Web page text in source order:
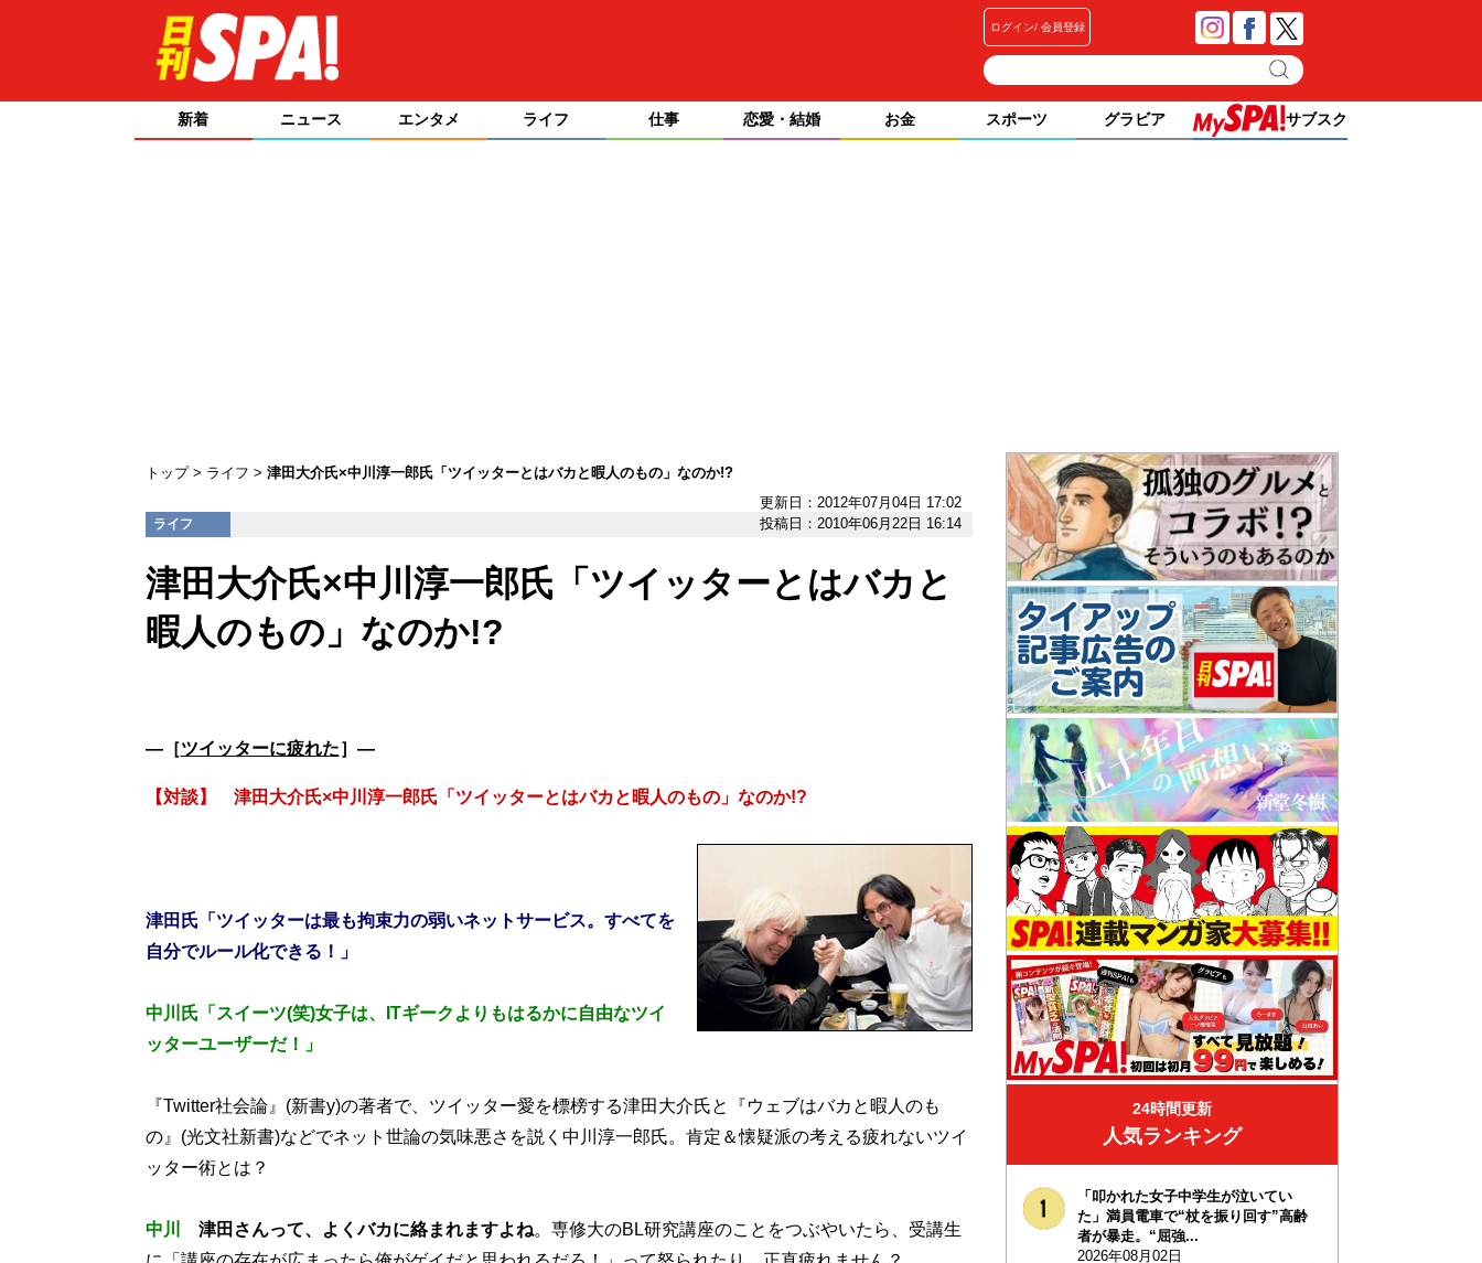
ログイン 会員登録
新着 ニュース エンタメ ライフ 仕事 恋愛・結婚 お金 スポーツ グラビア サブスク
トップ ライフ
津田大介氏×中川淳一郎氏「ツイッターとはバカと暇人のもの」なのか!?
更新日：2012年07月04日 17:02
ライフ 投稿日：2010年06月22日 16:14
津田大介氏×中川淳一郎氏「ツイッターとはバカと
暇人のもの」なのか!?
―［ツイッターに疲れた］―
【対談】 津田大介氏×中川淳一郎氏「ツイッターとはバカと暇人のもの」なのか!?
津田氏 「ツイッターは最も拘束力の弱いネットサービス。すべてを
自分でルール化できる！」
中川氏 「スイーツ(笑)女子は、ITギークよりもはるかに自由なツイ
ッターユーザーだ！」
『Twitter社会論』(新書y)の著者で、ツイッター愛を標榜する津田大介氏と『ウェブはバカと暇人のも
の』(光文社新書)などでネット世論の気味悪さを説く中川淳一郎氏。肯定＆懐疑派の考える疲れないツイ
ッター術とは？
中川 津田さんって、よくバカに絡まれますよね。専修大のBL研究講座のことをつぶやいたら、受講生
24時間更新
人気ランキング
「叩かれた女子中学生が泣いてい
た」満員電車で“杖を振り回す”高齢
者が暴走。“屈強...
2026年08月02日